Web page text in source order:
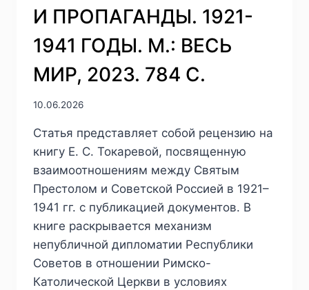
И ПРОПАГАНДЫ. 1921-
1941 ГОДЫ. М.: ВЕСЬ
МИР, 2023. 784 С.
10.06.2026
Статья представляет собой рецензию на
книгу Е. С. Токаревой, посвященную
взаимоотношениям между Святым
Престолом и Советской Россией в 1921–
1941 гг. с публикацией документов. В
книге раскрывается механизм
непубличной дипломатии Республики
Советов в отношении Римско-
Католической Церкви в условиях